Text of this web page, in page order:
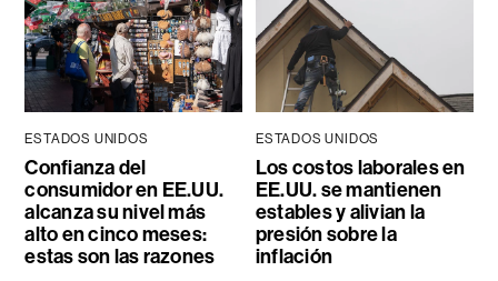
ESTADOS UNIDOS
Confianza del
consumidor en EE.UU.
alcanza su nivel más
alto en cinco meses:
estas son las razones
ESTADOS UNIDOS
Los costos laborales en
EE.UU. se mantienen
estables y alivian la
presión sobre la
inflación